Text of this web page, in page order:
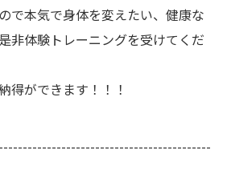
で本気で身体を変えたい、健康な
非体験トレーニングを受けてくだ
得ができます！！！